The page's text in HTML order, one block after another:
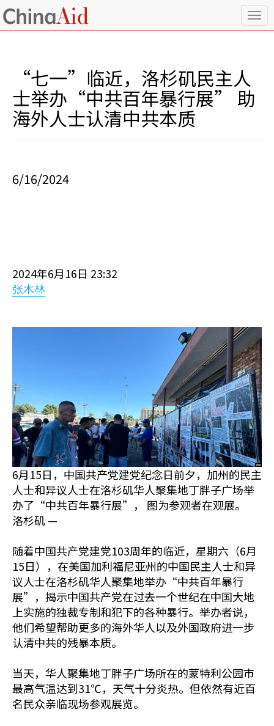
T
o
a
“七一”临近，洛杉矶民主人
士举办“中共百年暴行展” 助
海外人士认清中共本质
6/16/2024
2024年6月16日 23:32
张木林
6月15日，中国共产党建党纪念日前夕，加州的民主
人士和异议人士在洛杉矶华人聚集地丁胖子广场举
办了“中共百年暴行展”， 图为参观者在观展。
洛杉矶 —
随着中国共产党建党103周年的临近，星期六（6月
15日），在美国加利福尼亚州的中国民主人士和异
议人士在洛杉矶华人聚集地举办“中共百年暴行
展”，揭示中国共产党在过去一个世纪在中国大地
上实施的独裁专制和犯下的各种暴行。举办者说，
他们希望帮助更多的海外华人以及外国政府进一步
认清中共的残暴本质。
当天，华人聚集地丁胖子广场所在的蒙特利公园市
最高气温达到31℃，天气十分炎热。但依然有近百
名民众亲临现场参观展览。